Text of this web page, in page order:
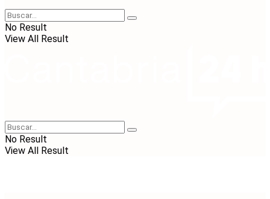
No Result
View All Result
No Result
View All Result